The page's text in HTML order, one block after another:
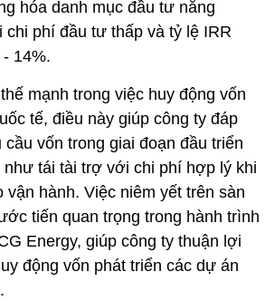
hóa danh mục đầu tư năng
chi phí đầu tư thấp và tỷ lệ IRR
14%.
mạnh trong việc huy động vốn
tế, điều này giúp công ty đáp
vốn trong giai đoạn đầu triển
như tái tài trợ với chi phí hợp lý khi
vận hành. Việc niêm yết trên sàn
tiến quan trọng trong hành trình
Energy, giúp công ty thuận lợi
động vốn phát triển các dự án